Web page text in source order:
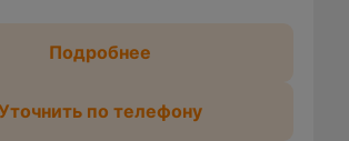
Подробнее
по телефону